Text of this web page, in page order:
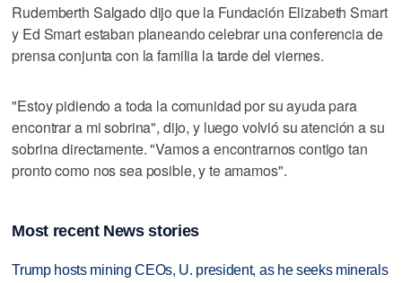
Rudemberth Salgado dijo que la Fundación Elizabeth Smart
y Ed Smart estaban planeando celebrar una conferencia de
prensa conjunta con la familia la tarde del viernes.
"Estoy pidiendo a toda la comunidad por su ayuda para
encontrar a mi sobrina", dijo, y luego volvió su atención a su
sobrina directamente. "Vamos a encontrarnos contigo tan
pronto como nos sea posible, y te amamos".
Most recent News stories
Trump hosts mining CEOs, U. president, as he seeks minerals